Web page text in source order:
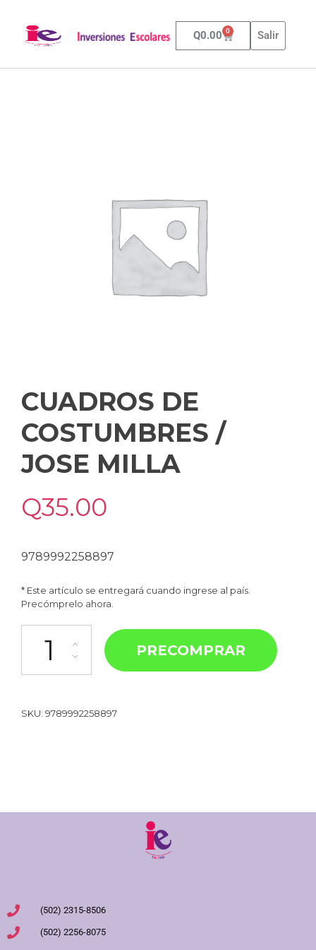
Q0.00 0 Salir
CUADROS DE
COSTUMBRES /
JOSE MILLA
Q35.00
9789992258897
* Este artículo se entregará cuando ingrese al país.
Precómprelo ahora.
PRECOMPRAR
SKU: 9789992258897
(502) 2315-8506
(502) 2256-8075